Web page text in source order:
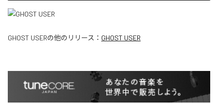
GHOST USERの他のリリース： GHOST USER